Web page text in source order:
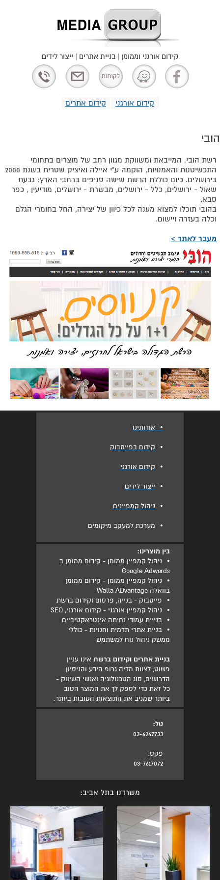
קידום אורגני קידום אתרים
קידום אורגני וממומן | בניית אתרים | ייצור לידים
הובי
רשת הובי, המייבאת ומשווקת מגוון רחב של מוצרים בתחומי
התכשיטנות והאמנויות, הוקמה ע"י איילה ואיציק שטרית בשנת 2000
בירושלים. כיום כוללת הרשת שישה סניפים ברחבי הארץ: גבעת
שאול​ - ירושלים, כלל - ירושלים, מבשרת - ירושלים, מודיעין , כפר
סבא.
בהובי תוכלו למצוא מענה לכל כיוון של יצירה, החל בחומרי הגלם
וכלה בעזרה ויישום.
מעבר לאתר >
בין מוצרינו:
•
ניהול קמפיין ממומן - קידום ממומן ב
Google Adwords
•
ניהול קמפיין ממומן - קידום ממומן
בוואלה Walla ADvantage
• פייסבוק - בנייה, פרסום וקידום ברשת
• ניהול קמפיין אורגני - קידום אורגני, SEO
• בנייית עמודי נחיתה אינטראקטיביים
•
בניית אתרי תדמית וחנויות - כוללי
ממשק ניהול נוח למשתמש
בניית אתרים וקידום ברשתאינו עניין
פשוט, לצוות מדיה גרופ הידע והניסיון
הדרושים, סוג הטכנולוגיה ואנשי השיווק -
כל זאת כדי לספק לך את המוצר הטוב
ביותר שמניב את התוצאות הטובות ביותר.
• אודותינו
• קידום בפייסבוק
• קידום אורגני
• ייצור לידים
• ניהול קמפיינים
• מערכת למעקב מיקומים
טל:
03-6247733
פקס:
03-7617072
משרדנו בתל אביב: